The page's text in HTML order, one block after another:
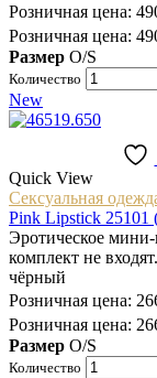
Розничная цена:
Розничная цена:
Размер O/S
Количество
New
Quick View
Сексуальная
Pink Lipstick 25101
Эротическое
комплект не
чёрный
Розничная цена:
Розничная цена:
Размер O/S
Количество